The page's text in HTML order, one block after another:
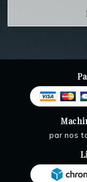
par nos